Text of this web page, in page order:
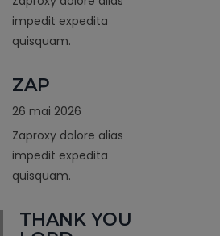
impedit expedita
quisquam.
ZAP
26 mai 2026
Zaproxy dolore alias
impedit expedita
quisquam.
THANK YOU